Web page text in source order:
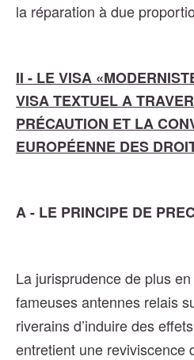
la réparation à due
II - LE VISA
VISA TEXTUEL A
PRÉCAUTION ET LA
EUROPÉENNE DES
A - LE PRINCIPE DE
La jurisprudence de plus
fameuses antennes relais
riverains d’induire des
entretient une reviviscence